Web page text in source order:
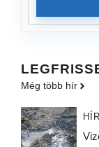
Még több hír